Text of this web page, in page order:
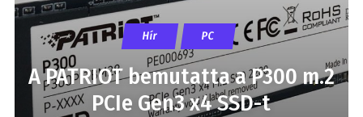
Hír PC
A PATRIOT bemutatta a P300 m.2
PCIe Gen3 x4 SSD-t